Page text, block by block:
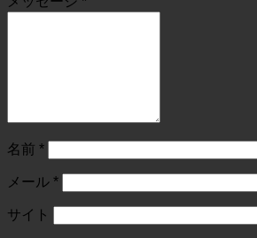
名前 *
メール *
サイト